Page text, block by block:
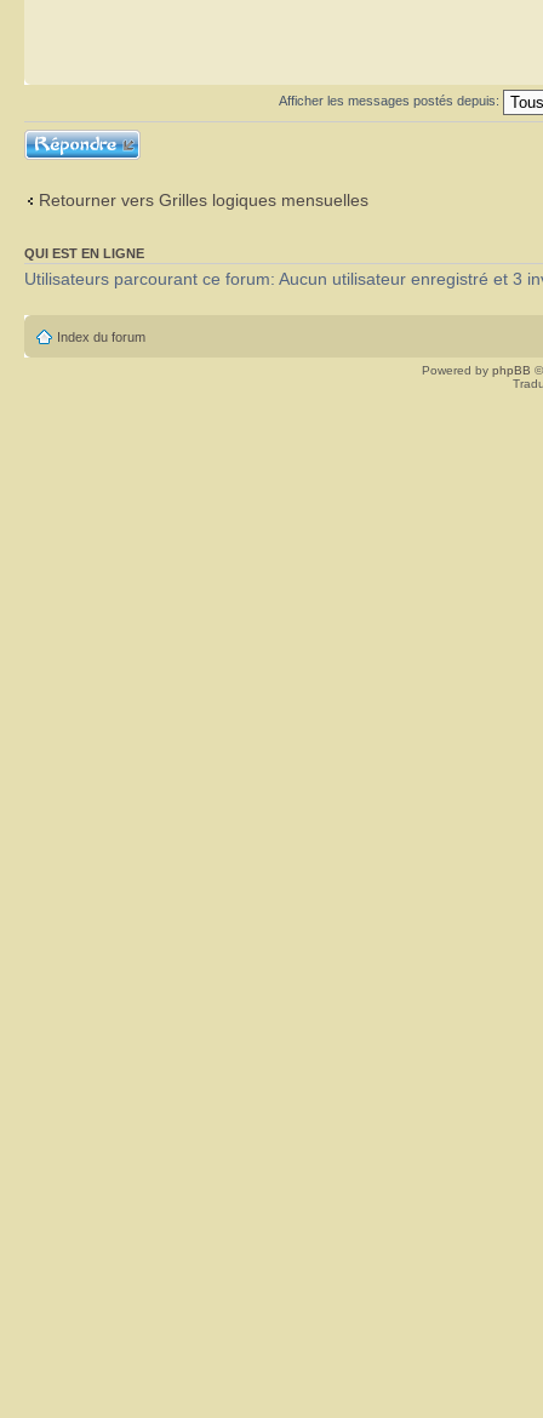
Afficher les messages postés depuis:
Répondre
Retourner vers Grilles logiques mensuelles
QUI EST EN LIGNE
Utilisateurs parcourant ce forum: Aucun utilisateur enregistré et 3
Index du forum
Powered by phpBB